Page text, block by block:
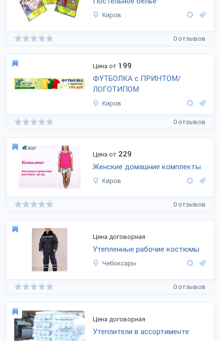
Киров
0 отзывов
Цена от 199
ФУТБОЛКА с ПРИНТОМ/
ЛОГОТИПОМ
Киров
0 отзывов
Цена от 229
Женские домашние комплекты
Киров
0 отзывов
Цена договорная
Утепленные рабочие костюмы
Чебоксары
0 отзывов
Цена договорная
Утеплители в ассортименте